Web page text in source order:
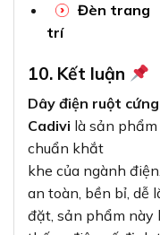
Đèn trang
trí
10. Kết luận
Dây điện ruột
Cadivi là sản
chuẩn khắt
khe của ngành
an toàn, bền bỉ, dễ
đặt, sản phẩm này